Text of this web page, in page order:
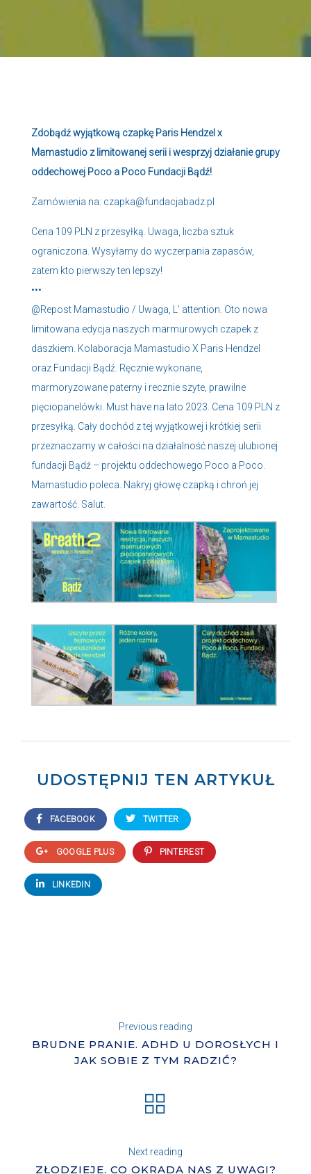
Zdobądź wyjątkową czapkę Paris Hendzel x
Mamastudio z limitowanej serii i wesprzyj działanie grupy
oddechowej Poco a Poco Fundacji Bądź!
Zamówienia na: czapka@fundacjabadz.pl
Cena 109 PLN z przesyłką. Uwaga, liczba sztuk
ograniczona. Wysyłamy do wyczerpania zapasów,
zatem kto pierwszy ten lepszy!
•••
@Repost Mamastudio / Uwaga, L’ attention. Oto nowa
limitowana edycja naszych marmurowych czapek z
daszkiem. Kolaboracja Mamastudio X Paris Hendzel
oraz Fundacji Bądź. Ręcznie wykonane,
marmoryzowane paterny i recznie szyte, prawilne
pięciopanelówki. Must have na lato 2023. Cena 109 PLN z
przesyłką. Cały dochód z tej wyjątkowej i krótkiej serii
przeznaczamy w całości na działalność naszej ulubionej
fundacji Bądź – projektu oddechowego Poco a Poco.
Mamastudio poleca. Nakryj głowę czapką i chroń jej
zawartość. Salut.
UDOSTĘPNIJ TEN ARTYKUŁ
FACEBOOK TWITTER
GOOGLE PLUS PINTEREST
LINKEDIN
Previous reading
BRUDNE PRANIE. ADHD U DOROSŁYCH I
JAK SOBIE Z TYM RADZIĆ?
Next reading
ZŁODZIEJE. CO OKRADA NAS Z UWAGI?